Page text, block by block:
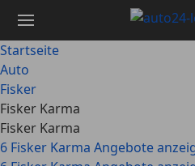
Hauptinhalt
springen
Startseite
Auto
Fisker
Fisker Karma
Fisker Karma
6 Fisker Karma Angebote